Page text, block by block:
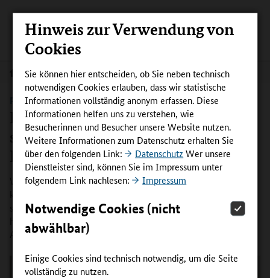
Hinweis zur Verwendung von
Cookies
Sie können hier entscheiden, ob Sie neben technisch
notwendigen Cookies erlauben, dass wir statistische
Informationen vollständig anonym erfassen. Diese
Informationen helfen uns zu verstehen, wie
Besucherinnen und Besucher unsere Website nutzen.
Weitere Informationen zum Datenschutz erhalten Sie
über den folgenden Link:
Datenschutz Wer unsere
Dienstleister sind, können Sie im Impressum unter
folgendem Link nachlesen:
Impressum
Notwendige Cookies (nicht
abwählbar)
Einige Cookies sind technisch notwendig, um die Seite
vollständig zu nutzen.
Aktuelles
Innovationskompetenz frühzeitig
stärken: Azubis lösen Praxis-
Probleme
PRAXISPROJEKTE | KAUFMÄNNISCHE BERUFE
Wie entsteht Innovationskompetenz bereits in der
sich das Projekt InnoHubAzubi. Die erste Erprobung des
handlungsorientierten Konzepts mit knapp 40
Auszubildenden ist jetzt gestartet.